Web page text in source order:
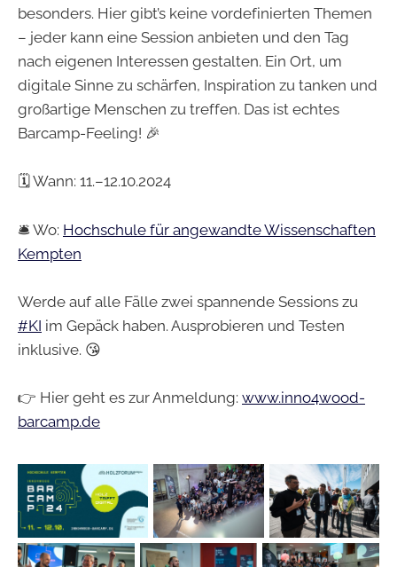
besonders. Hier gibt’s keine vordefinierten Themen
– jeder kann eine Session anbieten und den Tag
nach eigenen Interessen gestalten. Ein Ort, um
digitale Sinne zu schärfen, Inspiration zu tanken und
großartige Menschen zu treffen. Das ist echtes
Barcamp-Feeling! 🎉
🗓 Wann: 11.–12.10.2024
🛎 Wo: Hochschule für angewandte Wissenschaften
Kempten
Werde auf alle Fälle zwei spannende Sessions zu
#KI im Gepäck haben. Ausprobieren und Testen
inklusive. 😘
👉 Hier geht es zur Anmeldung: www.inno4wood-
barcamp.de